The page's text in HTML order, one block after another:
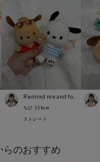
Remind me and forever
ちひ 158cm
ストレート
のおすすめ